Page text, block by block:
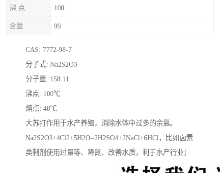
沸 点 100
含量 99
CAS: 7772-98-7
分子式: Na2S2O3
分子量: 158.11
沸点: 100℃
熔点: 48℃
大苏打作用于水产养殖，消除水体中过多的余氯。
Na2S2O3+4Cl2+5H2O=2H2SO4+2NaCl+6HCl，比如卤素
类制剂使用过量等、降氮、改善水质，利于水产行业；